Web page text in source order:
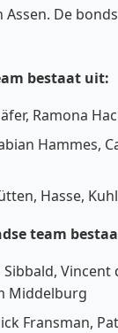
Assen. De
bestaat uit:
Ramona
Hammes,
Hasse, Kuhl
team
Vincent
Middelburg
Fransman,